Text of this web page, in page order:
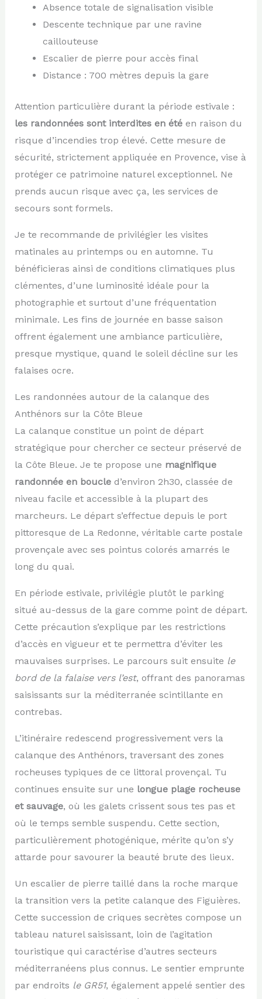
Absence totale de signalisation visible
Descente technique par une ravine
caillouteuse
Escalier de pierre pour accès final
Distance : 700 mètres depuis la gare
Attention particulière durant la période estivale :
les randonnées sont interdites en étéen raison du
risque d’incendies trop élevé. Cette mesure de
sécurité, strictement appliquée en Provence, vise à
protéger ce patrimoine naturel exceptionnel. Ne
prends aucun risque avec ça, les services de
secours sont formels.
Je te recommande de privilégier les visites
matinales au printemps ou en automne. Tu
bénéficieras ainsi de conditions climatiques plus
clémentes, d’une luminosité idéale pour la
photographie et surtout d’une fréquentation
minimale. Les fins de journée en basse saison
offrent également une ambiance particulière,
presque mystique, quand le soleil décline sur les
falaises ocre.
Les randonnées autour de la calanque des
Anthénors sur la Côte Bleue
La calanque constitue un point de départ
stratégique pour chercher ce secteur préservé de
la Côte Bleue. Je te propose une magnifique
randonnée en boucled’environ 2h30, classée de
niveau facile et accessible à la plupart des
marcheurs. Le départ s’effectue depuis le port
pittoresque de La Redonne, véritable carte postale
provençale avec ses pointus colorés amarrés le
long du quai.
En période estivale, privilégie plutôt le parking
situé au-dessus de la gare comme point de départ.
Cette précaution s’explique par les restrictions
d’accès en vigueur et te permettra d’éviter les
mauvaises surprises. Le parcours suit ensuite le
bord de la falaise vers l’est, offrant des panoramas
saisissants sur la méditerranée scintillante en
contrebas.
L’itinéraire redescend progressivement vers la
calanque des Anthénors, traversant des zones
rocheuses typiques de ce littoral provençal. Tu
continues ensuite sur une longue plage rocheuse
et sauvage, où les galets crissent sous tes pas et
où le temps semble suspendu. Cette section,
particulièrement photogénique, mérite qu’on s’y
attarde pour savourer la beauté brute des lieux.
Un escalier de pierre taillé dans la roche marque
la transition vers la petite calanque des Figuières.
Cette succession de criques secrètes compose un
tableau naturel saisissant, loin de l’agitation
touristique qui caractérise d’autres secteurs
méditerranéens plus connus. Le sentier emprunte
par endroits le GR51, également appelé sentier des